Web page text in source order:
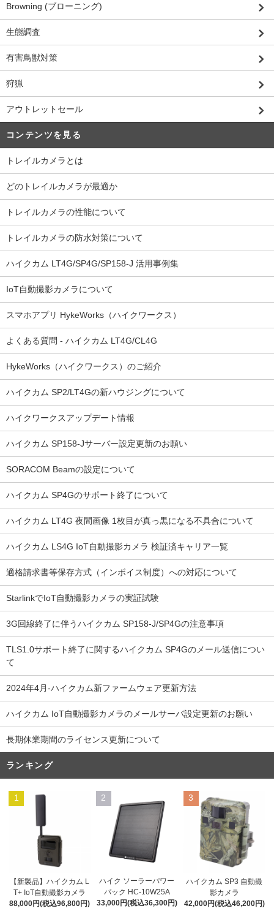
Browning (ブローニング)
生態調査
有害鳥獣対策
狩猟
アウトレットセール
コンテンツを見る
トレイルカメラとは
どのトレイルカメラが最適か
トレイルカメラの性能について
トレイルカメラの防水対策について
ハイクカム LT4G/SP4G/SP158-J 活用事例集
IoT自動撮影カメラについて
スマホアプリ HykeWorks（ハイクワークス）
よくある質問 - ハイクカム LT4G/CL4G
HykeWorks（ハイクワークス）のご紹介
ハイクカム SP2/LT4Gの新ハウジングについて
ハイクワークスアップデート情報
ハイクカム SP158-Jサーバー設定更新のお願い
SORACOM Beamの設定について
ハイクカム SP4Gのサポート終了について
ハイクカム LT4G 夜間画像 1枚目が真っ黒になる不具合について
ハイクカム LS4G IoT自動撮影カメラ 検証済キャリア一覧
適格請求書等保存方式（インボイス制度）への対応について
StarlinkでIoT自動撮影カメラの実証試験
3G回線終了に伴うハイクカム SP158-J/SP4Gの注意事項
TLS1.0サポート終了に関するハイクカム SP4Gのメール送信につい
て
2024年4月-ハイクカム新ファームウェア更新方法
ハイクカム IoT自動撮影カメラのメールサーバ設定更新のお願い
長期休業期間のライセンス更新について
ランキング
1
【新製品】ハイクカム L
T+ IoT自動撮影カメラ
88,000円(税込96,800円)
2
ハイク ソーラーパワー
パック HC-10W25A
33,000円(税込36,300円)
3
ハイクカム SP3 自動撮
影カメラ
42,000円(税込46,200円)